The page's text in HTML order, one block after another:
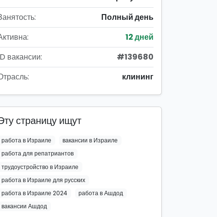
Полный день
12 дней
вакансии:
#139680
клининг
страницу ищут
работа в Израиле
вакансии в Израиле
работа для репатриантов
трудоустройство в Израиле
работа в Израиле для русских
работа в Израиле 2024
работа в Ашдод
вакансии Ашдод